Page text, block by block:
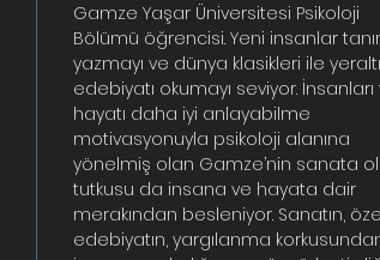
Gamze Yaşar Üniversitesi Psikoloji
Bölümü öğrencisi. Yeni insanlar
yazmayı ve dünya klasikleri ile yeraltı
edebiyatı okumayı seviyor. İnsanları
hayatı daha iyi anlayabilme
motivasyonuyla psikoloji alanına
yönelmiş olan Gamze’nin sanata
tutkusu da insana ve hayata dair
merakından besleniyor. Sanatın,
edebiyatın, yargılanma